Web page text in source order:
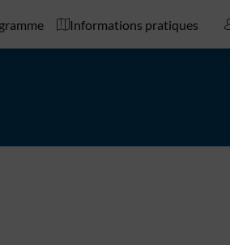
Informations pratiques